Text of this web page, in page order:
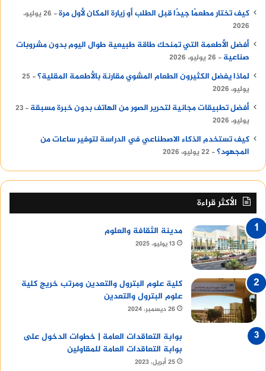
كيف تختار مطعمًا جيدًا قبل الطلب أو زيارة المكان لأول مرة
26 يوليو،
2026
أفضل الأطعمة التي تمنحك طاقة طبيعية طوال اليوم بدون مشروبات
صناعية
26 يوليو، 2026
لماذا يفضل الكثيرون الطعام المشوي مقارنة بالأطعمة المقلية؟
25
يوليو، 2026
أفضل تطبيقات مجانية لتحرير الصور من الهاتف بدون خبرة مسبقة
23
يوليو، 2026
كيف تستخدم الذكاء الاصطناعي في الدراسة لتوفير ساعات من
المجهود؟ 22 يوليو، 2026
الأكثر قراءة
مدينة الثقافة والعلوم
13 يوليو، 2025
كلية علوم البترول والتعدين ومرتب خريج كلية
علوم البترول والتعدين
26 ديسمبر، 2024
بوابة التعاقدات العامة | خطوات الدخول على
بوابة التعاقدات العامة للمقاولين
25 أبريل، 2023